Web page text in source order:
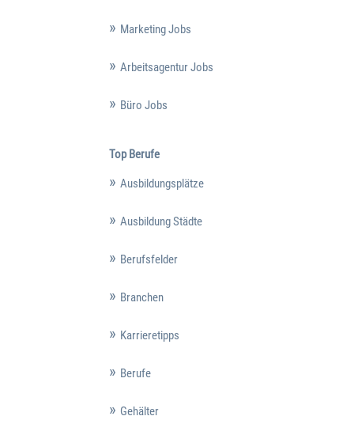
Marketing Jobs
Arbeitsagentur Jobs
Büro Jobs
Top Berufe
Ausbildungsplätze
Ausbildung Städte
Berufsfelder
Branchen
Karrieretipps
Berufe
Gehälter